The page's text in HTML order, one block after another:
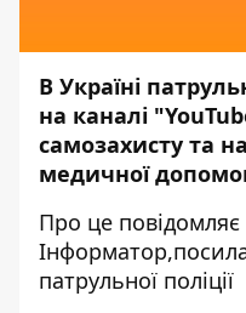
В Україні
на каналі
самозахисту та
медичної
Про це повідомляє
Інформатор,
патрульної поліції